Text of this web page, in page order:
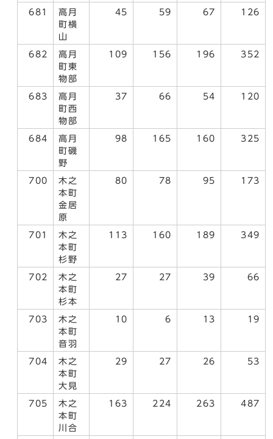
681
高月
町横
山
45 59 67 126
682
高月
町東
物部
109 156 196 352
683
高月
町西
物部
37 66 54 120
684
高月
町磯
野
98 165 160 325
700
木之
本町
金居
原
80 78 95 173
701
木之
本町
杉野
113 160 189 349
702
木之
本町
杉本
27 27 39 66
703
木之
本町
音羽
10 6 13 19
704
木之
本町
大見
29 27 26 53
705
木之
本町
川合
163 224 263 487